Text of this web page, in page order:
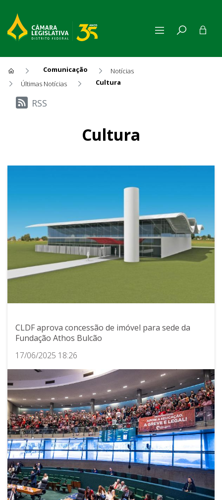
Comunicação
Notícias
Últimas Notícias
Cultura
Últimas Notícias
RSS
Cultura
CLDF aprova concessão de imóvel para sede da
Fundação Athos Bulcão
17/06/2025 18:26